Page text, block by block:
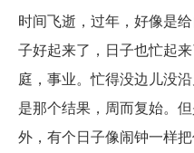
时间飞逝，过年，好像是
子好起来了，日子也忙起
庭，事业。忙得没边儿没
是那个结果，周而复始。
外，有个日子像闹钟一样